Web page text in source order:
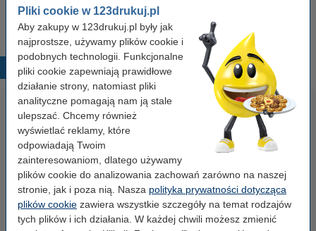
Pliki cookie w 123drukuj.pl
Aby zakupy w 123drukuj.pl były jak
najprostsze, używamy plików cookie i
podobnych technologii. Funkcjonalne
pliki cookie zapewniają prawidłowe
działanie strony, natomiast pliki
analityczne pomagają nam ją stale
ulepszać. Chcemy również
wyświetlać reklamy, które
odpowiadają Twoim
zainteresowaniom, dlatego używamy
plików cookie do analizowania zachowań zarówno na naszej
stronie, jak i poza nią. Nasza polityka prywatności dotycząca
plików cookie zawiera wszystkie szczegóły na temat rodzajów
tych plików i ich działania. W każdej chwili możesz zmienić
8,90 zł
Popularne produkty
Etykiety wysyłkowe A6 (105 x
148 mm), 100 etykiet, 123drukuj
Spinacze biurowe 33 mm
okrągłe (100 sztuk), 123drukuj